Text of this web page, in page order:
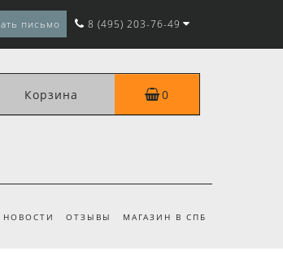
письмо 8 (495) 203-76-49
Корзина 0
НОВОСТИ ОТЗЫВЫ МАГАЗИН В СПБ